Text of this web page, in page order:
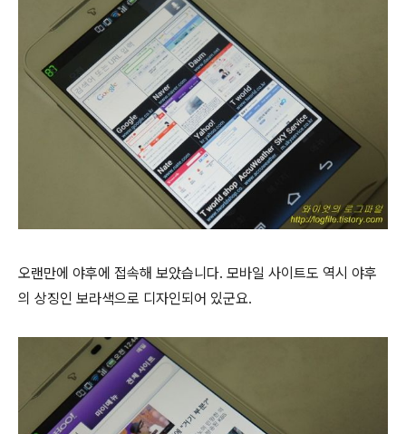
오랜만에 야후에 접속해 보았습니다. 모바일 사이트도 역시 야후
의 상징인 보라색으로 디자인되어 있군요.